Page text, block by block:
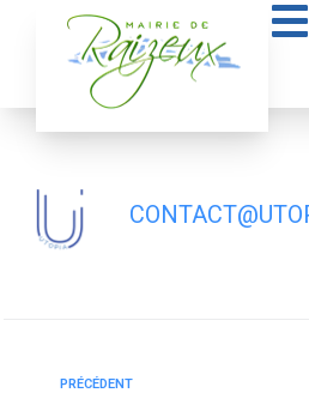
Arrêt de bus les
PRÉCÉDENT